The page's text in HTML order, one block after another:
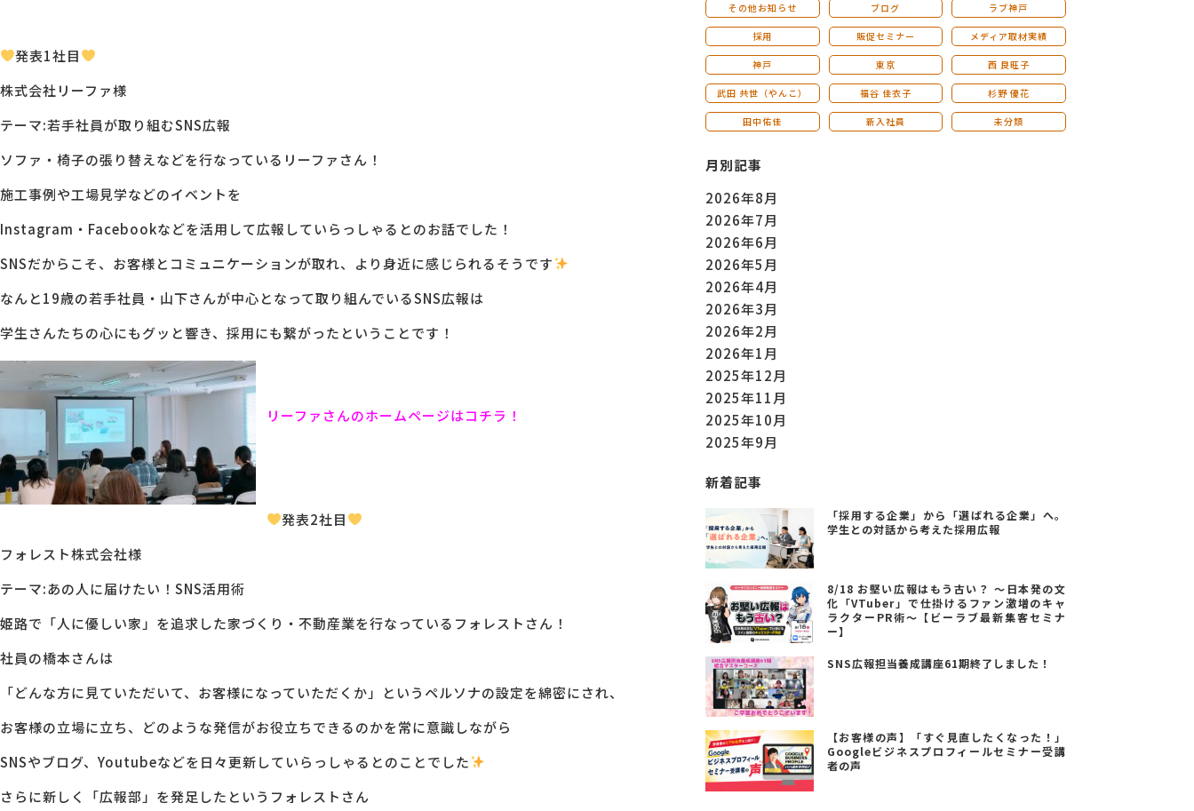
発表1社目
株式会社リーファ様
テーマ:若手社員が取り組むSNS広報
ソファ・椅子の張り替えなどを行なっているリーファさん！
施工事例や工場見学などのイベントを
Instagram・Facebookなどを活用して広報していらっしゃるとのお話でした！
SNSだからこそ、お客様とコミュニケーションが取れ、より身近に感じられるそうです
なんと19歳の若手社員・山下さんが中心となって取り組んでいるSNS広報は
学生さんたちの心にもグッと響き、採用にも繋がったということです！
リーファさんのホームページはコチラ！
発表2社目
フォレスト株式会社様
テーマ:あの人に届けたい！SNS活用術
姫路で「人に優しい家」を追求した家づくり・不動産業を行なっているフォレストさん！
社員の橋本さんは
「どんな方に見ていただいて、お客様になっていただくか」というペルソナの設定を綿密にされ、
お客様の立場に立ち、どのような発信がお役立ちできるのかを常に意識しながら
SNSやブログ、Youtubeなどを日々更新していらっしゃるとのことでした
さらに新しく「広報部」を発足したというフォレストさん
その他お知らせ ブログ ラブ神戸
採用 販促セミナー メディア取材実績
神戸 東京 西 良旺子
武田 共世（やんこ） 福谷 佳衣子 杉野 優花
田中佑佳 新入社員 未分類
月別記事
2026年8月
2026年7月
2026年6月
2026年5月
2026年4月
2026年3月
2026年2月
2026年1月
2025年12月
2025年11月
2025年10月
2025年9月
新着記事
「採用する企業」から「選ばれる企業」へ。
学生との対話から考えた採用広報
8/18 お堅い広報はもう古い？ ～日本発の文
化「VTuber」で仕掛けるファン激増のキャ
ラクターPR術～【ビーラブ最新集客セミナ
ー】
SNS広報担当養成講座61期終了しました！
【お客様の声】「すぐ見直したくなった！」
Googleビジネスプロフィールセミナー受講
者の声